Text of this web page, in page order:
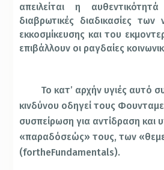
απειλείται η
διαβρωτικές διαδικασίες των
εκκοσμίκευσης και του
επιβάλλουν οι ραγδαίες
Το κατ’ αρχήν υγιές αυτό
κινδύνου οδηγεί τους
συσπείρωση για αντίδραση και
«παραδόσεώς» τους, των
(fortheFundamentals).